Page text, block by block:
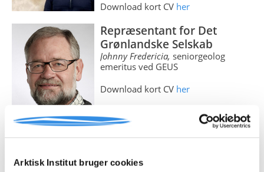
Arktisk Institut bruger cookies
Download kort CV her
Repræsentant for Det
Grønlandske Selskab
Johnny Fredericia, seniorgeolog
emeritus ved GEUS
Download kort CV her
Medlem
analytiker